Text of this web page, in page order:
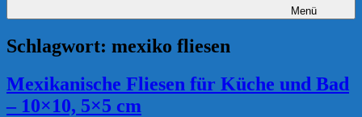
Menü
Schlagwort: mexiko fliesen
Mexikanische Fliesen für Küche und Bad
– 10×10, 5×5 cm